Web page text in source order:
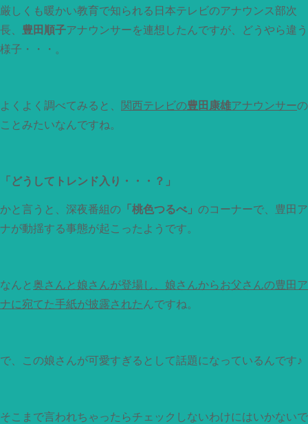
厳しくも暖かい教育で知られる日本テレビのアナウンス部次
長、 豊田順子アナウンサーを連想したんですが、どうやら違う
様子・・・。
よくよく調べてみると、 関西テレビの豊田康雄アナウンサーの
ことみたいなんですね。
「どうしてトレンド入り・・・？」
かと言うと、深夜番組の 「桃色つるべ」 のコーナーで、豊田ア
ナが動揺する事態が起こったようです。
なんと 奥さんと娘さんが登場し、娘さんからお父さんの豊田ア
ナに宛てた手紙が披露された んですね。
で、この娘さんが可愛すぎるとして話題になっているんです♪
そこまで言われちゃったらチェックしないわけにはいかないで